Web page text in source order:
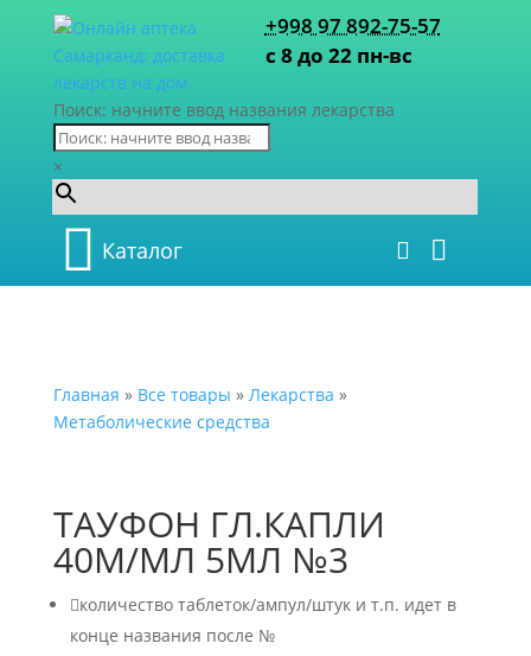
+998 97 892-75-57
с 8 до 22 пн-вс
Поиск: начните ввод названия лекарства
×
Каталог
Главная » Все товары » Лекарства »
Метаболические средства
ТАУФОН ГЛ.КАПЛИ
40М/МЛ 5МЛ №3
количество таблеток/ампул/штук и т.п. идет в
конце названия после №